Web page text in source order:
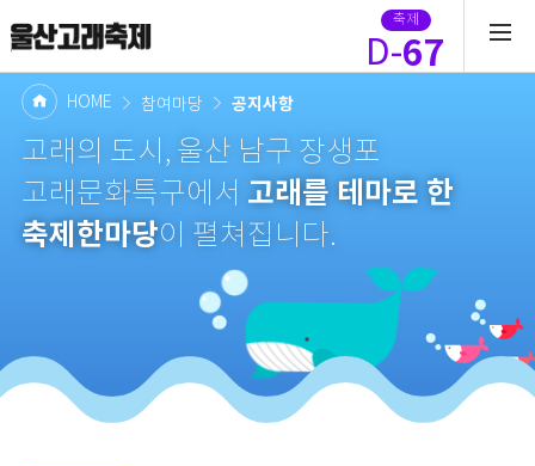
축제
D-67
HOME 참여마당 공지사항
고래의 도시, 울산 남구 장생포
고래문화특구에서 고래를 테마로 한
축제한마당이 펼쳐집니다.